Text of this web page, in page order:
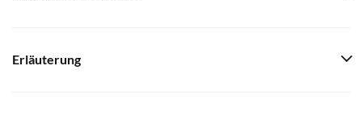
Erläuterung